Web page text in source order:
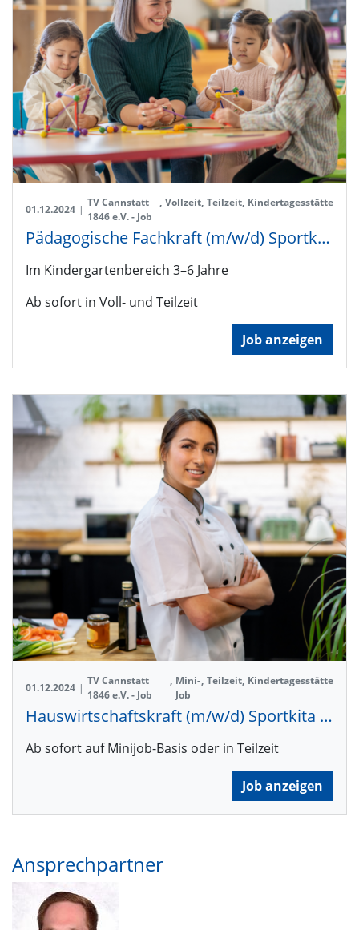
01.12.2024 |
TV Cannstatt
1846 e.V. - Job
, Vollzeit, Teilzeit, Kindertagesstätte
Pädagogische Fachkraft (m/w/d) Sportkita TVC'le
Im Kindergartenbereich 3–6 Jahre
Ab sofort in Voll- und Teilzeit
Job anzeigen
01.12.2024 |
TV Cannstatt
1846 e.V. - Job
, Mini-
Job
, Teilzeit, Kindertagesstätte
Hauswirtschaftskraft (m/w/d) Sportkita TVC'le
Ab sofort auf Minijob-Basis oder in Teilzeit
Job anzeigen
Ansprechpartner